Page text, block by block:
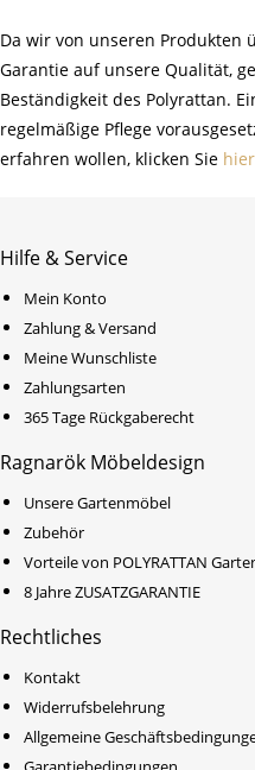
Da wir von unseren Produkten
Garantie auf unsere Qualität,
Beständigkeit des Polyrattan.
regelmäßige Pflege
erfahren wollen, klicken Sie hier
Hilfe & Service
Mein Konto
Zahlung & Versand
Meine Wunschliste
Zahlungsarten
365 Tage Rückgaberecht
Ragnarök Möbeldesign
Unsere Gartenmöbel
Zubehör
Vorteile von POLYRATTAN
8 Jahre ZUSATZGARANTIE
Rechtliches
Kontakt
Widerrufsbelehrung
Allgemeine